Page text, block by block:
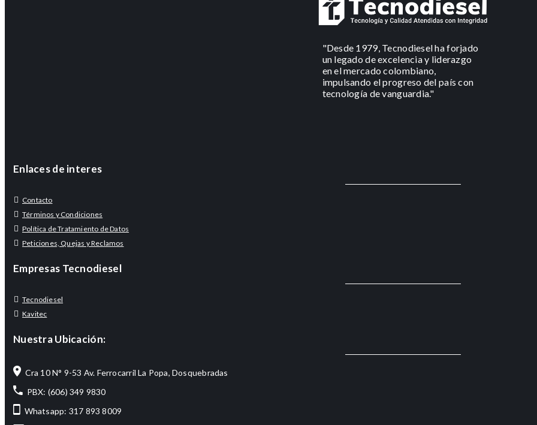
"Desde 1979, Tecnodiesel ha forjado
un legado de excelencia y liderazgo
en el mercado colombiano,
impulsando el progreso del país con
tecnología de vanguardia."
Enlaces de interes
Contacto
Términos y Condiciones
Política de Tratamiento de Datos
Peticiones, Quejas y Reclamos
Empresas Tecnodiesel
Tecnodiesel
Kavitec
Nuestra Ubicación:
Cra 10 N° 9-53 Av. Ferrocarril La Popa, Dosquebradas
PBX: (606) 349 9830
Whatsapp: 317 893 8009